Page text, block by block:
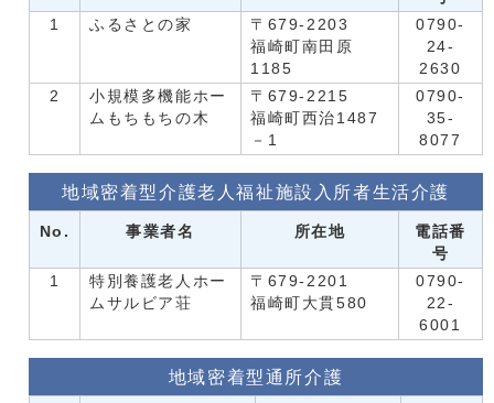
1
ふるさとの家
〒679-2203
福崎町南田原
1185
0790-
24-
2630
2
小規模多機能ホー
ムもちもちの木
〒679-2215
福崎町西治1487
－1
0790-
35-
8077
地域密着型介護老人福祉施設入所者生活介護
No. 事業者名 所在地
電話番
号
1
特別養護老人ホー
ムサルビア荘
〒679-2201
福崎町大貫580
0790-
22-
6001
地域密着型通所介護